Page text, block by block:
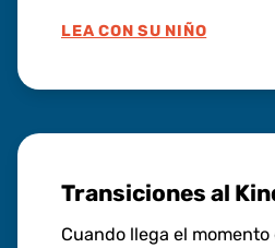
LEA CON SU NIÑO
Transiciones al
Cuando llega el